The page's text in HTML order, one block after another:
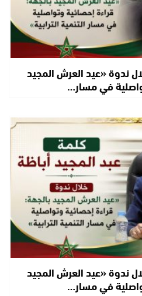
ندوة «عيد العرش المجيد
في مسار…
ندوة «عيد العرش المجيد
في مسار…